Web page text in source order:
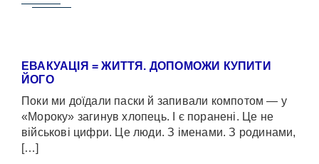
ЕВАКУАЦІЯ = ЖИТТЯ. ДОПОМОЖИ КУПИТИ
ЙОГО
Поки ми доїдали паски й запивали компотом — у
«Мороку» загинув хлопець. І є поранені. Це не
військові цифри. Це люди. З іменами. З родинами,
[…]